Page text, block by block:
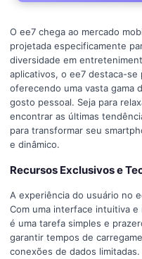
O ee7 chega ao mercado
projetada especificamente
diversidade em
aplicativos, o ee7 destaca-
oferecendo uma vasta gama
gosto pessoal. Seja para
encontrar as últimas
para transformar seu
e dinâmico.
Recursos Exclusivos e
A experiência do usuário no
Com uma interface intuitiva e
é uma tarefa simples e
garantir tempos de
conexões de dados